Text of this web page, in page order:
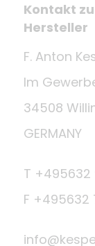
Kontakt
Hersteller
F. Anton
Im
34508
GERMANY
T
F +495632